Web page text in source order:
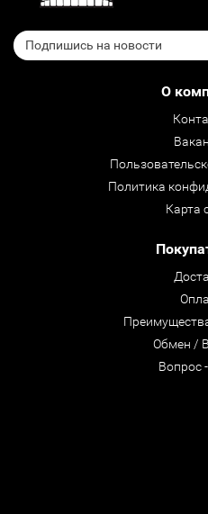
О
Политика
Карта
Обмен /
Вопрос